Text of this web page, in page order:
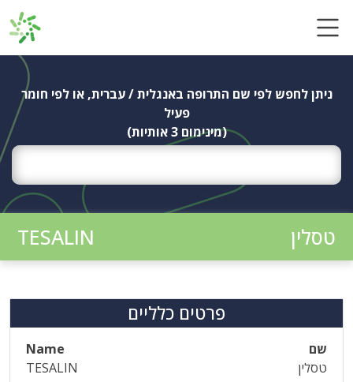
ניתן לחפש לפי שם התרופה באנגלית / עברית, או לפי חומר
פעיל
(מינימום 3 אותיות)
טסלין TESALIN
פרטים כלליים
שם
Name
טסלין
TESALIN